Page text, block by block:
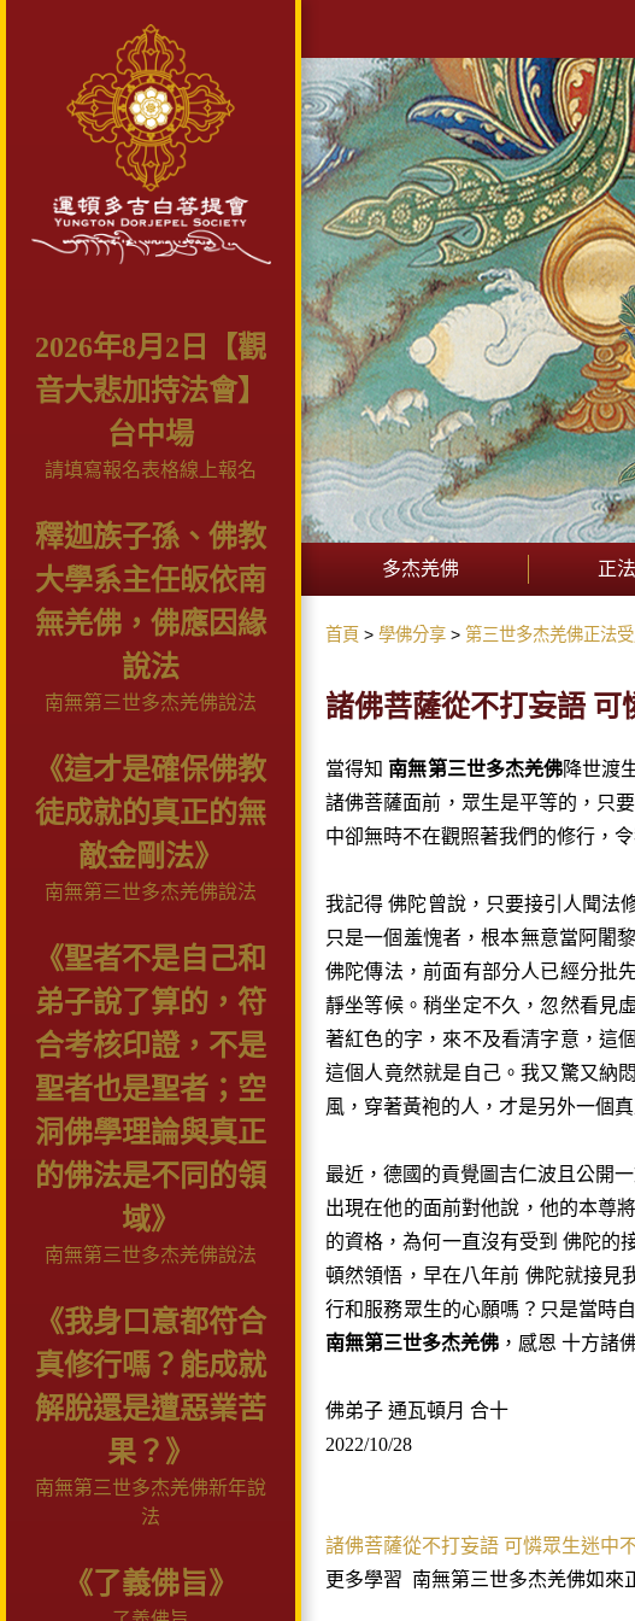
2026年8月2日【觀
音大悲加持法會】
台中場
請填寫報名表格線上報名
釋迦族子孫、佛教
大學系主任皈依南
無羌佛，佛應因緣
說法
南無第三世多杰羌佛說法
《這才是確保佛教
徒成就的真正的無
敵金剛法》
南無第三世多杰羌佛說法
《聖者不是自己和
弟子說了算的，符
合考核印證，不是
聖者也是聖者；空
洞佛學理論與真正
的佛法是不同的領
域》
南無第三世多杰羌佛說法
《我身口意都符合
真修行嗎？能成就
解脫還是遭惡業苦
果？》
南無第三世多杰羌佛新年說
法
《了義佛旨》
多杰羌佛 正
首頁 學佛分享 第三世多杰羌佛正法受
諸佛菩薩從不打妄語 可
當得知 南無第三世多杰羌佛降世渡
諸佛菩薩面前，眾生是平等的，只
中卻無時不在觀照著我們的修行，
我記得 佛陀曾說，只要接引人聞法
只是一個羞愧者，根本無意當阿闍
佛陀傳法，前面有部分人已經分批
靜坐等候。稍坐定不久，忽然看見
著紅色的字，來不及看清字意，這
這個人竟然就是自己。我又驚又納
風，穿著黃袍的人，才是另外一個
最近，德國的貢覺圖吉仁波且公開
出現在他的面前對他說，他的本尊
的資格，為何一直沒有受到 佛陀的
頓然領悟，早在八年前 佛陀就接見
行和服務眾生的心願嗎？只是當時
南無第三世多杰羌佛 ，感恩 十方諸
佛弟子 通瓦頓月 合十
2022/10/28
諸佛菩薩從不打妄語 可憐眾生迷中
更多學習 南無第三世多杰羌佛如來